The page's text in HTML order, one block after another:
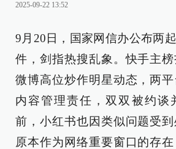
2025-09-22 13:52
9月20日，国家网信办公布两
件，剑指热搜乱象。快手主榜
微博高位炒作明星动态，两
内容管理责任，双双被约谈
前，小红书也因类似问题受
原本作为网络重要窗口的存